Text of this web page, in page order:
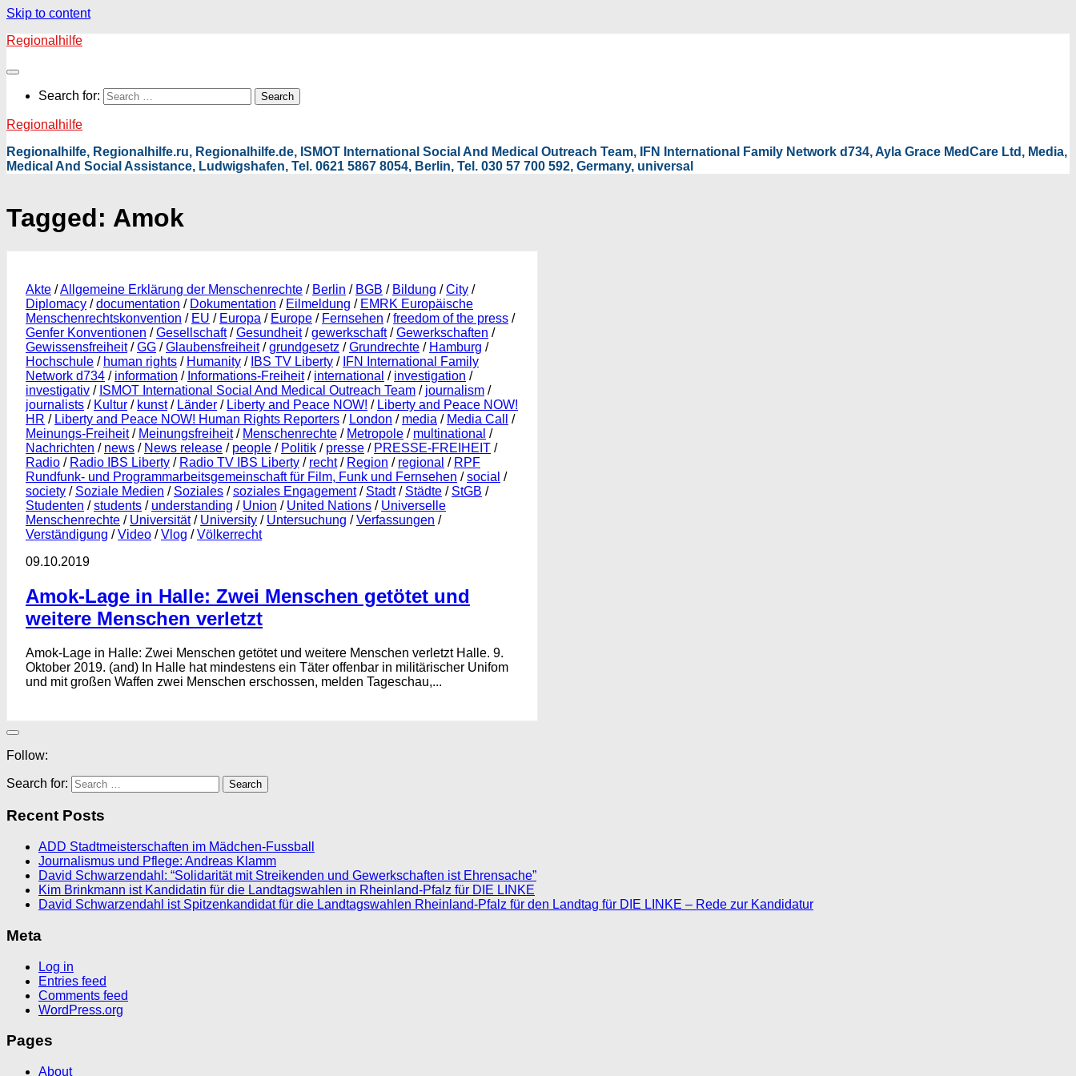
Skip to content
Regionalhilfe
Search for:
Regionalhilfe
Regionalhilfe, Regionalhilfe.ru, Regionalhilfe.de, ISMOT International Social And Medical Outreach Team, IFN International Family Network d734, Ayla Grace MedCare Ltd, Media,
Medical And Social Assistance, Ludwigshafen, Tel. 0621 5867 8054, Berlin, Tel. 030 57 700 592, Germany, universal
Tagged: Amok
Akte /Allgemeine Erklärung der Menschenrechte / Berlin / BGB / Bildung /City /
Diplomacy /documentation / Dokumentation / Eilmeldung / EMRK Europäische
Menschenrechtskonvention / EU / Europa / Europe / Fernsehen /freedom of the press /
Genfer Konventionen /Gesellschaft/Gesundheit/gewerkschaft/Gewerkschaften /
Gewissensfreiheit/GG /Glaubensfreiheit/grundgesetz /Grundrechte / Hamburg /
Hochschule / human rights / Humanity / IBS TV Liberty / IFN International Family
Network d734 / information / Informations-Freiheit/ international / investigation /
investigativ / ISMOT International Social And Medical Outreach Team / journalism /
journalists / Kultur / kunst/ Länder / Liberty and Peace NOW! / Liberty and Peace NOW!
HR / Liberty and Peace NOW! Human Rights Reporters / London / media / Media Call
/
Meinungs-Freiheit/ Meinungsfreiheit/ Menschenrechte / Metropole / multinational /
Nachrichten / news / News release / people / Politik / presse / PRESSE-FREIHEIT /
Radio / Radio IBS Liberty / Radio TV IBS Liberty / recht/ Region / regional / RPF
Rundfunk- und Programmarbeitsgemeinschaft für Film, Funk und Fernsehen /social /
society / Soziale Medien / Soziales /soziales Engagement/ Stadt/ Städte / StGB /
Studenten /students / understanding / Union / United Nations / Universelle
Menschenrechte / Universität/ University / Untersuchung /Verfassungen /
Verständigung /Video /Vlog /Völkerrecht
09.10.2019
Amok-Lage in Halle: Zwei Menschen getötet und
weitere Menschen verletzt
Amok-Lage in Halle: Zwei Menschen getötet und weitere Menschen verletzt Halle. 9.
Oktober 2019. (and) In Halle hat mindestens ein Täter offenbar in militärischer Unifom
und mit großen Waffen zwei Menschen erschossen, melden Tageschau,...
Follow:
Search for:
Recent Posts
ADD Stadtmeisterschaften im Mädchen-Fussball
Journalismus und Pflege: Andreas Klamm
David Schwarzendahl: “Solidarität mit Streikenden und Gewerkschaften ist Ehrensache”
Kim Brinkmann ist Kandidatin für die Landtagswahlen in Rheinland-Pfalz für DIE LINKE
David Schwarzendahl ist Spitzenkandidat für die Landtagswahlen Rheinland-Pfalz für den Landtag für DIE LINKE – Rede zur Kandidatur
Meta
Log in
Entries feed
Comments feed
WordPress.org
Pages
About